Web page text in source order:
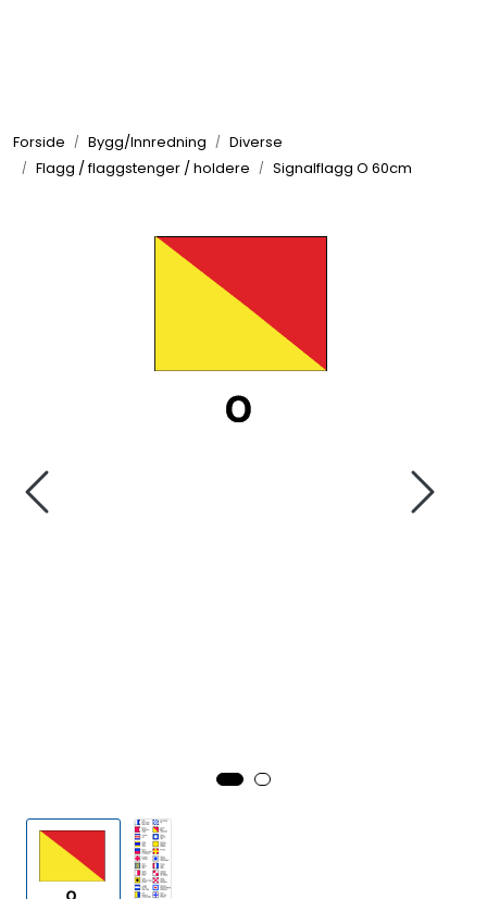
Forside Bygg/Innredning
Diverse
Flagg / flaggstenger / holdere
Signalflagg O 60cm
Elektrisk
Kampanje